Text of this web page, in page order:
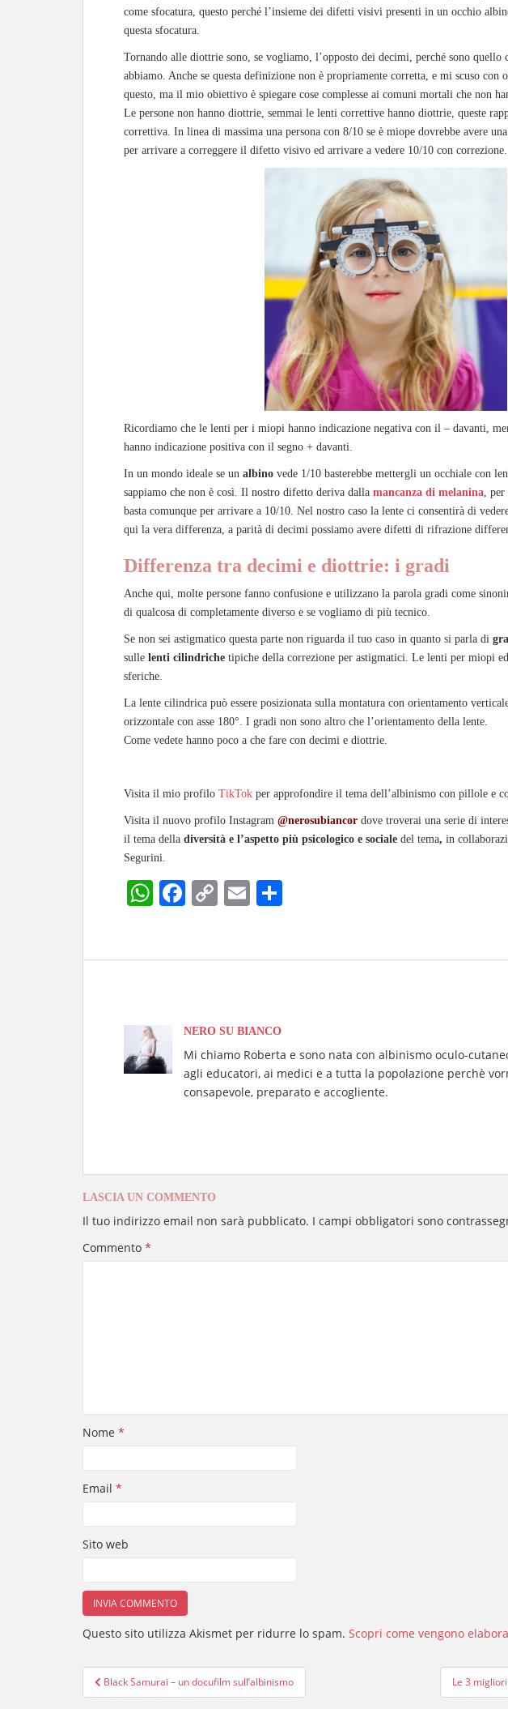
come sfocatura, questo perché l’insieme dei difetti visivi presenti in un occhio
questa sfocatura.
Tornando alle diottrie sono, se vogliamo, l’opposto dei decimi, perché sono quello
abbiamo. Anche se questa definizione non è propriamente corretta, e mi scuso
questo, ma il mio obiettivo è spiegare cose complesse ai comuni mortali che non
Le persone non hanno diottrie, semmai le lenti correttive hanno diottrie, queste
correttiva. In linea di massima una persona con 8/10 se è miope dovrebbe avere
per arrivare a correggere il difetto visivo ed arrivare a vedere 10/10 con correzione.
Ricordiamo che le lenti per i miopi hanno indicazione negativa con il – davanti,
hanno indicazione positiva con il segno + davanti.
In un mondo ideale se un albino vede 1/10 basterebbe mettergli un occhiale con
sappiamo che non è così. Il nostro difetto deriva dalla mancanza di melanina, per
basta comunque per arrivare a 10/10. Nel nostro caso la lente ci consentirà di
qui la vera differenza, a parità di decimi possiamo avere difetti di rifrazione
Differenza tra decimi e diottrie: i gradi
Anche qui, molte persone fanno confusione e utilizzano la parola gradi come
di qualcosa di completamente diverso e se vogliamo di più tecnico.
Se non sei astigmatico questa parte non riguarda il tuo caso in quanto si parla di
sulle lenti cilindriche tipiche della correzione per astigmatici. Le lenti per miopi
sferiche.
La lente cilindrica può essere posizionata sulla montatura con orientamento
orizzontale con asse 180°. I gradi non sono altro che l’orientamento della lente.
Come vedete hanno poco a che fare con decimi e diottrie.
Visita il mio profilo TikTok per approfondire il tema dell’albinismo con pillole e
Visita il nuovo profilo Instagram @nerosubiancor dove troverai una serie di
il tema della diversità e l’aspetto più psicologico e sociale del tema, in
Segurini.
W
Fa C
E
NERO SU BIANCO
Mi chiamo Roberta e sono nata con albinismo oculo-
agli educatori, ai medici e a tutta la popolazione perchè
consapevole, preparato e accogliente.
LASCIA UN COMMENTO
Il tuo indirizzo email non sarà pubblicato. I campi obbligatori sono
Commento *
Nome *
Email *
Sito web
Questo sito utilizza Akismet per ridurre lo spam. Scopri come vengono
Navigazione
articoli
Black Samurai – un docufilm sull’albinismo Le 3